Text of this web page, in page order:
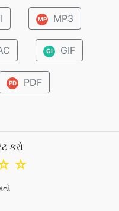
MP MP3
GI GIF
PD PDF
કરો
☆